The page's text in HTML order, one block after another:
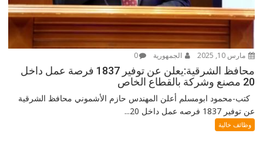
مارس 10, 2025 الجمهورية 0
محافظ الشرقية:يعلن عن توفير 1837 فرصة عمل داخل
20 مصنع وشركة بالقطاع الخاص
كتب-محمود ابومسلم أعلن المهندس حازم الأشموني محافظ الشرقية
عن توفير 1837 فرصه عمل داخل 20...
وظائف خالية